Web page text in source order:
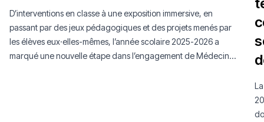
D’interventions en classe à une exposition immersive, en
passant par des jeux pédagogiques et des projets menés par
les élèves eux·elles-mêmes, l’année scolaire 2025-2026 a
marqué une nouvelle étape dans l’engagement de Médecins